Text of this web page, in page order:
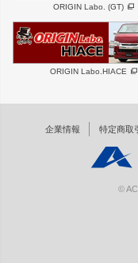
軽自動車
ハイエースパーツ
ホイール
DAYTONA-RS
エアロシリーズ
RUGGER MODEL
オーバーフェンダー
ORIGIN Labo. (GT)
ORIGIN Labo.HIACE
企業情報 特定商取
©